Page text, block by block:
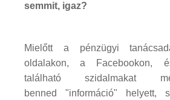
semmit, igaz?
Mielőtt a pénzügyi
oldalakon, a Facebookon,
található szidalmakat
benned "információ" helyett,